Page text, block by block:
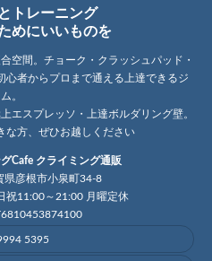
トレーニング
めにいいものを
空間。チョーク・クラッシュパッド・
心者からプロまで通える上達できるジ
ム。
エスプレッソ・上達ボルダリング壁。
な方、ぜひお越しください
Cafe クライミング通販
県彦根市小泉町34-8
祝11:00～21:00 月曜定休
5395